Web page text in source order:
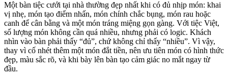
Một bàn tiệc cưới tại nhà thường đẹp nhất khi có đủ nhịp món: khai
vị nhẹ, món tạo điểm nhấn, món chính chắc bụng, món rau hoặc
canh để cân bằng và một món tráng miệng gọn gàng. Với tiệc Việt,
số lượng món không cần quá nhiều, nhưng phải có logic. Khách
nhìn vào bàn phải thấy “đủ”, chứ không chỉ thấy “nhiều”. Vì vậy,
thay vì cố nhét thêm một món đắt tiền, nên ưu tiên món có hình thức
đẹp, màu sắc rõ, và khi bày lên bàn tạo cảm giác no mắt ngay từ
đầu.